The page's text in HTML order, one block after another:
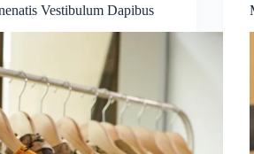
Vestibulum Dapibus